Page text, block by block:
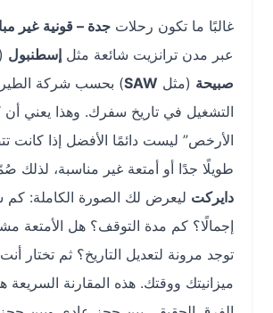
غالبًا ما تكون رحلات جدة – قونية غير مباشرة
عبر مدن ترانزيت شائعة مثلإسطنبول(مثل
صبيحة(مثل SAW ) بحسب شركة الطيران
التشغيل في تاريخ سفرك. وهذا يعني أن
الأرخص” ليست دائمًا الأفضل إذا كانت تتضمن
طويلًا جدًا أو أمتعة غير مناسبة، لذلك صُمّم
دايركتليعرض لك الصورة الكاملة: كم
إجمالًا؟ كم مدة التوقف؟ هل الأمتعة
توجد مرونة لتعديل التاريخ؟ ثم تختار أنت ما
ميزانيتك ووقتك. هذه المقارنة السريعة هي ما